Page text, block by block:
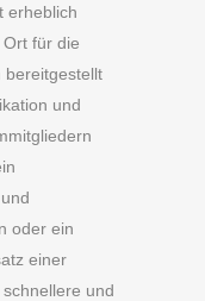
erheblich
für die
bereitgestellt
und
oder ein
einer
und